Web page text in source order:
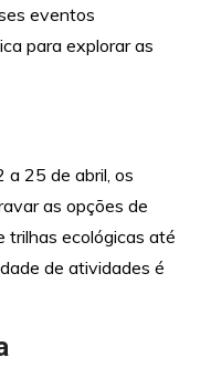
eventos
para explorar as
a 25 de abril, os
as opções de
trilhas ecológicas até
de atividades é